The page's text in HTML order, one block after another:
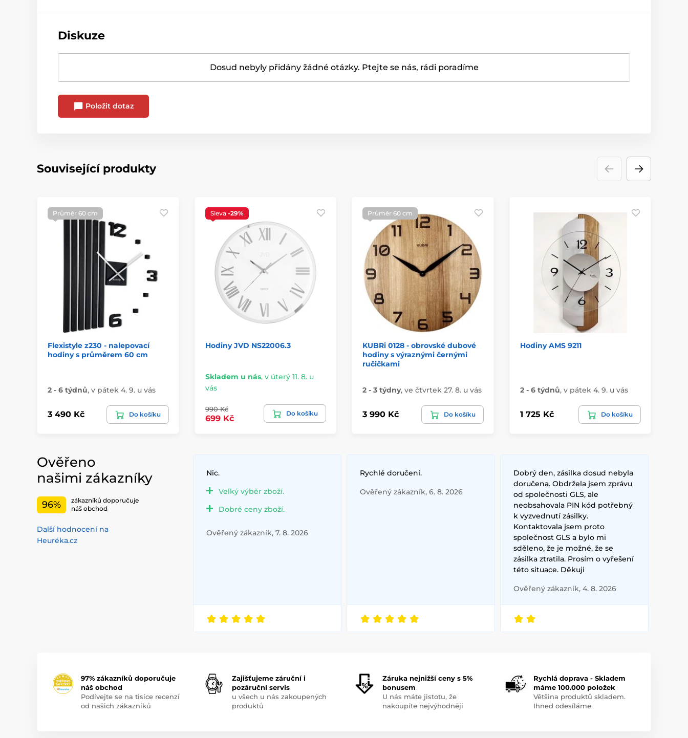
Diskuze
Dosud nebyly přidány žádné otázky. Ptejte se nás, rádi poradíme
Položit dotaz
Související produkty
Průměr 60 cm
Flexistyle z230 - nalepovací
hodiny s průměrem 60 cm
2 - 6 týdnů, v pátek 4. 9. u vás
3 490 Kč Do košíku
Sleva -29%
Hodiny JVD NS22006.3
Skladem u nás, v úterý 11. 8. u
vás
990 Kč
699 Kč
Do košíku
Průměr 60 cm
KUBRi 0128 - obrovské dubové
hodiny s výraznými černými
ručičkami
2 - 3 týdny, ve čtvrtek 27. 8. u vás
3 990 Kč Do košíku
Hodiny AMS 9211
2 - 6 týdnů, v pátek 4. 9. u vás
1 725 Kč Do košíku
Ověřeno
našimi zákazníky
96%
zákazníků doporučuje
náš obchod
Další hodnocení na
Heuréka.cz
Nic.
Velký výběr zboží.
Dobré ceny zboží.
Ověřený zákazník, 7. 8. 2026
Rychlé doručení.
Ověřený zákazník, 6. 8. 2026
Dobrý den, zásilka dosud nebyla
doručena. Obdržela jsem zprávu
od společnosti GLS, ale
neobsahovala PIN kód potřebný
k vyzvednutí zásilky.
Kontaktovala jsem proto
společnost GLS a bylo mi
sděleno, že je možné, že se
zásilka ztratila. Prosím o vyřešení
této situace. Děkuji
Ověřený zákazník, 4. 8. 2026
97% zákazníků doporučuje
náš obchod
Podívejte se na tisíce recenzí
od našich zákazníků
Zajišťujeme záruční i
pozáruční servis
u všech u nás zakoupených
produktů
Záruka nejnižší ceny s 5%
bonusem
U nás máte jistotu, že
nakoupíte nejvýhodněji
Rychlá doprava - Skladem
máme 100.000 položek
Většina produktů skladem.
Ihned odesíláme